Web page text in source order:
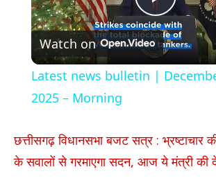
Play
Video
Watch on
Latest news bulletin |
2025 – Morning
छत्तीसगढ़ विधानसभा बजट सत्र : भ्रष्टाचार
के सवालों से गरमाएगा सदन, आज ये मंत्री की